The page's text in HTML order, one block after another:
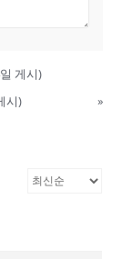
게시)
시)
»